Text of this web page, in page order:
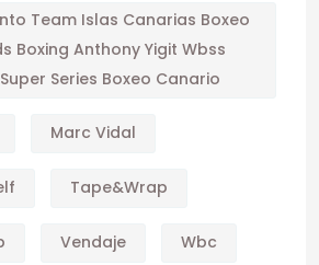
Team Islas Canarias Boxeo
Boxing Anthony Yigit Wbss
Series Boxeo Canario
Marc Vidal
Tape&wrap
Vendaje Wbc